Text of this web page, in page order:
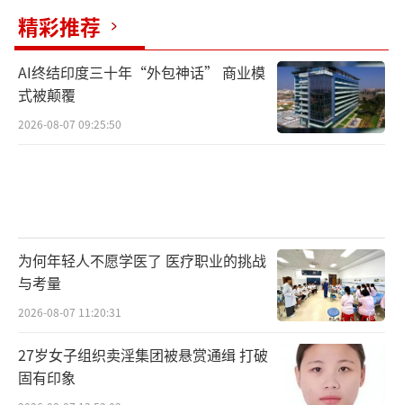
精彩推荐
AI终结印度三十年“外包神话” 商业模
式被颠覆
2026-08-07 09:25:50
为何年轻人不愿学医了 医疗职业的挑战
与考量
2026-08-07 11:20:31
27岁女子组织卖淫集团被悬赏通缉 打破
固有印象